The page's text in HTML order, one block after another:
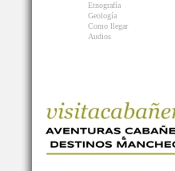
Etnografía
Geología
Como llegar
Audios